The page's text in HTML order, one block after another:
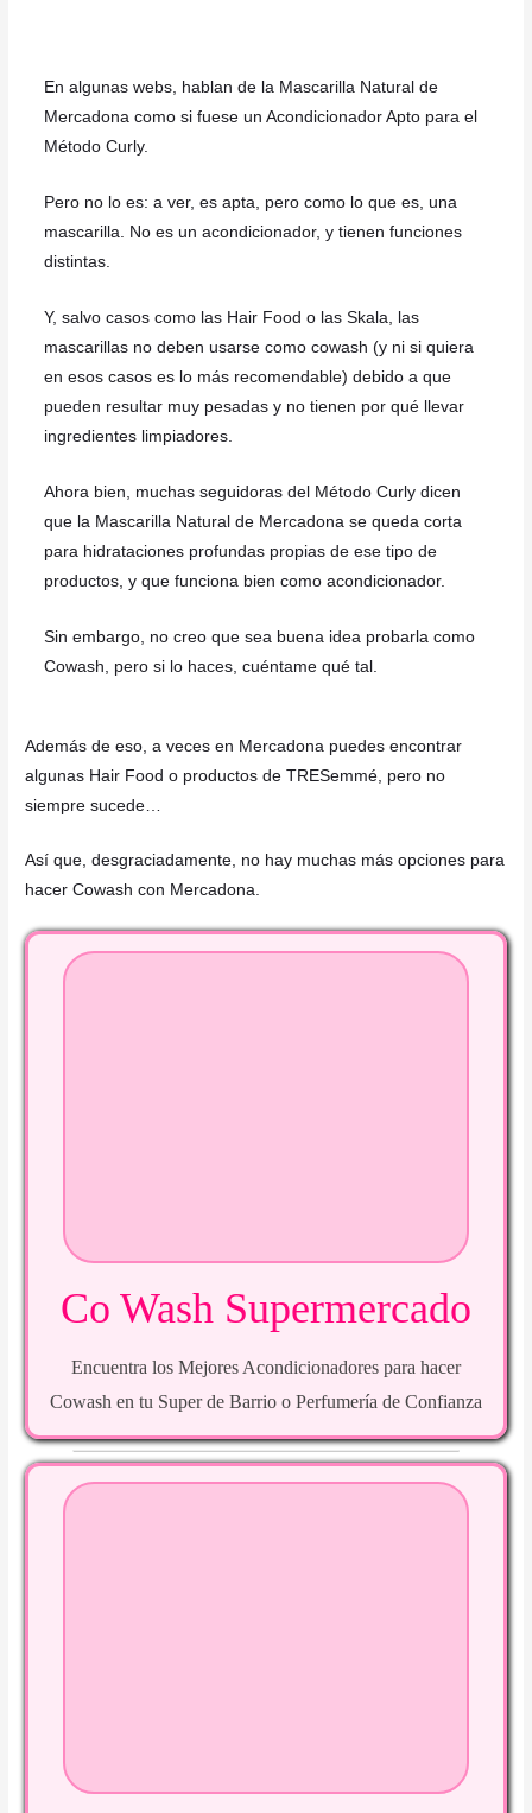
En algunas webs, hablan de la Mascarilla Natural de
Mercadona como si fuese un Acondicionador Apto para el
Método Curly.
Pero no lo es: a ver, es apta, pero como lo que es, una
mascarilla. No es un acondicionador, y tienen funciones
distintas.
Y, salvo casos como las Hair Food o las Skala, las
mascarillas no deben usarse como cowash (y ni si quiera
en esos casos es lo más recomendable) debido a que
pueden resultar muy pesadas y no tienen por qué llevar
ingredientes limpiadores.
Ahora bien, muchas seguidoras del Método Curly dicen
que la Mascarilla Natural de Mercadona se queda corta
para hidrataciones profundas propias de ese tipo de
productos, y que funciona bien como acondicionador.
Sin embargo, no creo que sea buena idea probarla como
Cowash, pero si lo haces, cuéntame qué tal.
Además de eso, a veces en Mercadona puedes encontrar
algunas Hair Food o productos de TRESemmé, pero no
siempre sucede…
Así que, desgraciadamente, no hay muchas más opciones para
hacer Cowash con Mercadona.
Co Wash Supermercado
Encuentra los Mejores Acondicionadores para hacer
Cowash en tu Super de Barrio o Perfumería de Confianza